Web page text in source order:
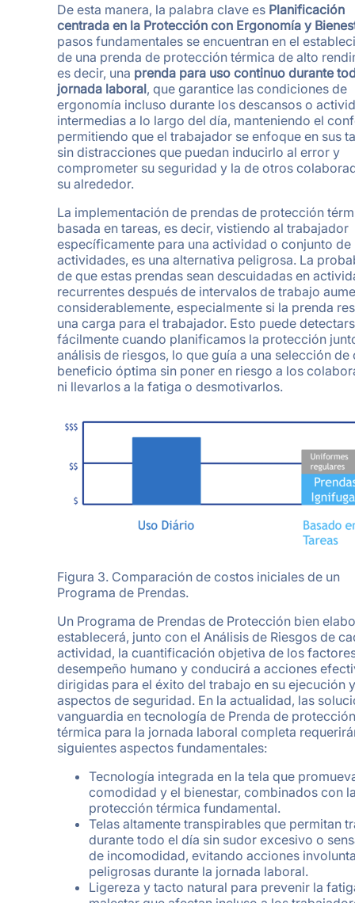
De esta manera, la palabra clave es Planificación
centrada en la Protección con Ergonomía y
pasos fundamentales se encuentran en el
de una prenda de protección térmica de alto
es decir, una prenda para uso continuo durante
jornada laboral, que garantice las condiciones de
ergonomía incluso durante los descansos o
intermedias a lo largo del día, manteniendo el
permitiendo que el trabajador se enfoque en sus
sin distracciones que puedan inducirlo al error y
comprometer su seguridad y la de otros
su alrededor.
La implementación de prendas de protección
basada en tareas, es decir, vistiendo al trabajador
específicamente para una actividad o conjunto de
actividades, es una alternativa peligrosa. La
de que estas prendas sean descuidadas en
recurrentes después de intervalos de trabajo
considerablemente, especialmente si la prenda
una carga para el trabajador. Esto puede
fácilmente cuando planificamos la protección
análisis de riesgos, lo que guía a una selección
beneficio óptima sin poner en riesgo a los
ni llevarlos a la fatiga o desmotivarlos.
Figura 3. Comparación de costos iniciales de un
Programa de Prendas.
Un Programa de Prendas de Protección bien
establecerá, junto con el Análisis de Riesgos de
actividad, la cuantificación objetiva de los
desempeño humano y conducirá a acciones
dirigidas para el éxito del trabajo en su ejecución
aspectos de seguridad. En la actualidad, las
vanguardia en tecnología de Prenda de protección
térmica para la jornada laboral completa
siguientes aspectos fundamentales:
Tecnología integrada en la tela que
comodidad y el bienestar, combinados con
protección térmica fundamental.
Telas altamente transpirables que permitan
durante todo el día sin sudor excesivo o
de incomodidad, evitando acciones
peligrosas durante la jornada laboral.
Ligereza y tacto natural para prevenir la